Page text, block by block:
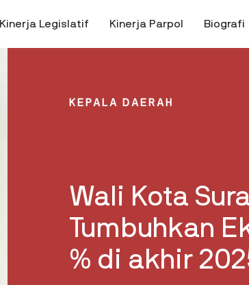
Kinerja Legislatif Kinerja Parpol Biografi
KEPALA DAERAH
Wali Kota
Tumbuhkan
% di akhir